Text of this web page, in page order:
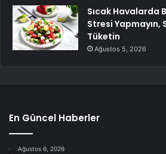
Sıcak Havalarda
Stresi Yapmayın,
Tüketin
Ağustos 5, 2026
En Güncel Haberler
Ağustos 6, 2026